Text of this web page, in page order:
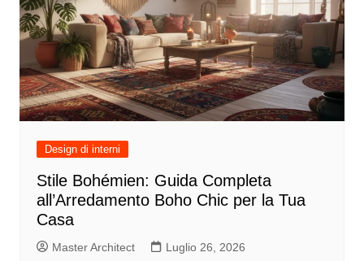
Design di interni
Stile Bohémien: Guida Completa
all’Arredamento Boho Chic per la Tua
Casa
Master Architect Luglio 26, 2026